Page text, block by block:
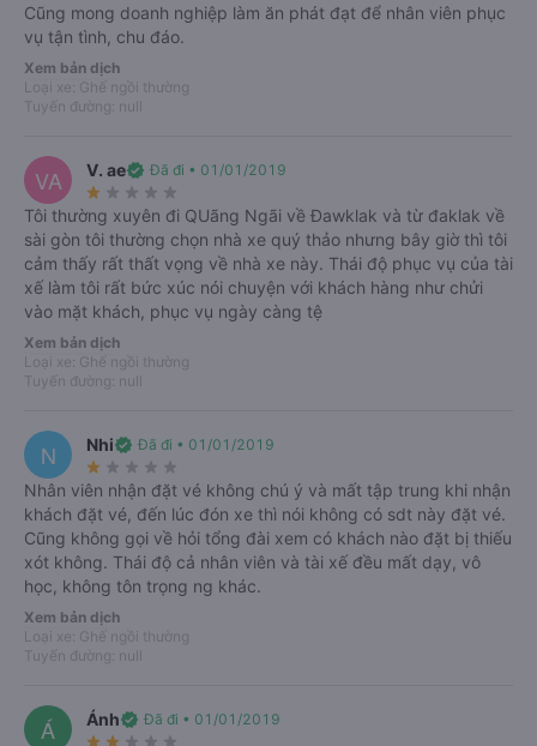
Tất cảTừ Đắk LắkTừ Đà Nẵng
T5
Đắk Lắk Đà Nẵng
Chọn chuyến
Đà Nẵng Đắk Lắk
Nhiều chuyến xe giá tốt mỗi ngày trên Vexere
Chọn chuyến
Lợi ích khi đặt Vexere
Chắc chắn có chỗ
Nhà xe nhận được thông tin ngay khi đặt chỗ. Cam kết
hoàn 150% nếu nhà xe không cung cấp dịch vụ vận
Hỗ trợ 24/7
Nhân viên tổng đài Vexere tận tâm tư vấn và hỗ trợ khi
Cũng mong doanh nghiệp làm ăn phát đạt để nhân viên phục
vụ tận tình, chu đáo.
Xem bản dịch
Loại xe: Ghế ngồi thường
Tuyến đường: null
VA V. aeverified Đã đi • 01/01/2019
star_rate star_rate star_rate star_rate star_rate
Tôi thường xuyên đi QUãng Ngãi về Đawklak và từ đaklak về
sài gòn tôi thường chọn nhà xe quý thảo nhưng bây giờ thì tôi
cảm thấy rất thất vọng về nhà xe này. Thái độ phục vụ của tài
xế làm tôi rất bức xúc nói chuyện với khách hàng như chửi
vào mặt khách, phục vụ ngày càng tệ
Xem bản dịch
Loại xe: Ghế ngồi thường
Tuyến đường: null
N Nhiverified Đã đi • 01/01/2019
star_rate star_rate star_rate star_rate star_rate
Nhân viên nhận đặt vé không chú ý và mất tập trung khi nhận
khách đặt vé, đến lúc đón xe thì nói không có sdt này đặt vé.
Cũng không gọi về hỏi tổng đài xem có khách nào đặt bị thiếu
xót không. Thái độ cả nhân viên và tài xế đều mất dạy, vô
học, không tôn trọng ng khác.
Xem bản dịch
Loại xe: Ghế ngồi thường
Tuyến đường: null
Á Ánhverified Đã đi • 01/01/2019
star_rate star_rate star_rate star_rate star_rate